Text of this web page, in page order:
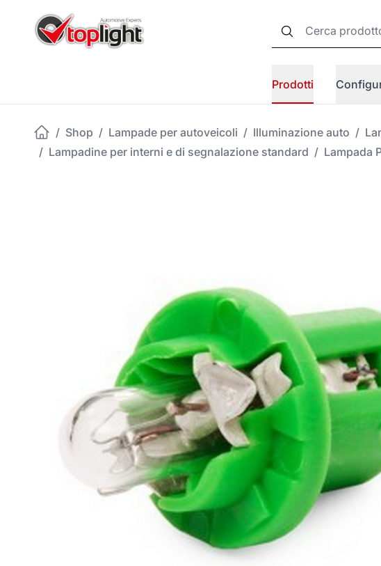
Prodotti
/ Shop / Lampade per autoveicoli / Illuminazione auto /
/ Lampadine per interni e di segnalazione standard / Lampada